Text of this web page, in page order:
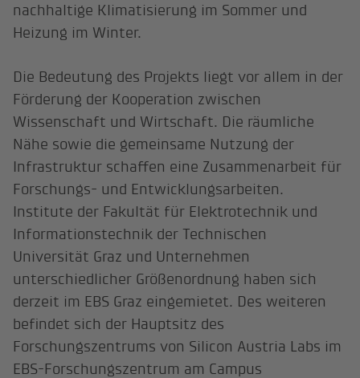
nachhaltige Klimatisierung im Sommer und
Heizung im Winter.
Die Bedeutung des Projekts liegt vor allem in der
Förderung der Kooperation zwischen
Wissenschaft und Wirtschaft. Die räumliche
Nähe sowie die gemeinsame Nutzung der
Infrastruktur schaffen eine Zusammenarbeit für
Forschungs- und Entwicklungsarbeiten.
Institute der Fakultät für Elektrotechnik und
Informationstechnik der Technischen
Universität Graz und Unternehmen
unterschiedlicher Größenordnung haben sich
derzeit im EBS Graz eingemietet. Des weiteren
befindet sich der Hauptsitz des
Forschungszentrums von Silicon Austria Labs im
EBS-Forschungszentrum am Campus